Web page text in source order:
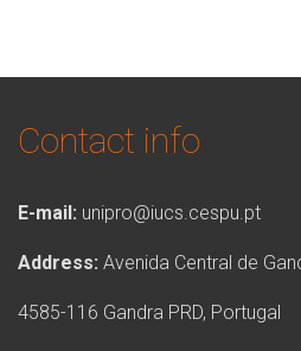
Contact info
E-mail: unipro@iucs.cespu.pt
Address: Avenida Central de
4585-116 Gandra PRD, Portugal